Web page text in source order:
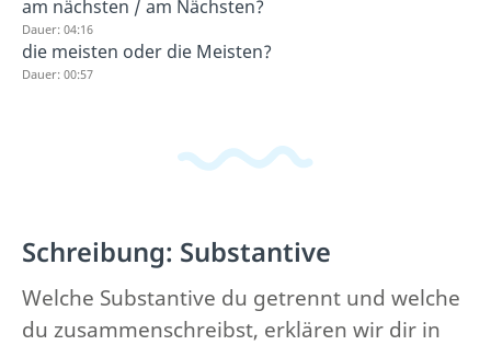
am nächsten / am Nächsten?
Dauer: 04:16
die meisten oder die Meisten?
Dauer: 00:57
Schreibung: Substantive
Welche Substantive du getrennt und welche
du zusammenschreibst, erklären wir dir in